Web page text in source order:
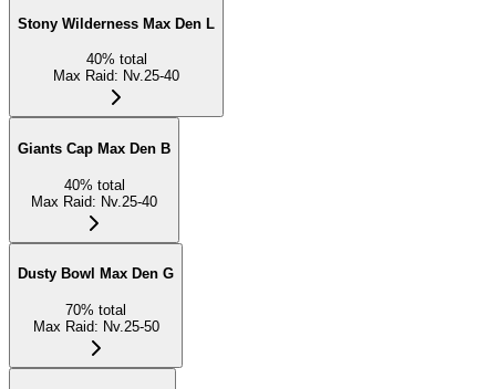
Stony Wilderness Max Den L
40% total
Max Raid: Nv.25-40
Giants Cap Max Den B
40% total
Max Raid: Nv.25-40
Dusty Bowl Max Den G
70% total
Max Raid: Nv.25-50